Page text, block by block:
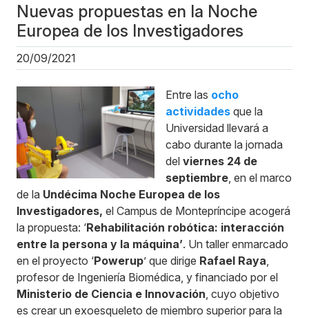
Nuevas propuestas en la Noche
Europea de los Investigadores
20/09/2021
Entre las ocho
actividades que la
Universidad llevará a
cabo durante la jornada
del viernes 24 de
septiembre , en el marco
de la Undécima Noche Europea de los
Investigadores, el Campus de Montepríncipe acogerá
la propuesta: ‘Rehabilitación robótica: interacción
entre la persona y la máquina’. Un taller enmarcado
en el proyecto ‘Powerup’ que dirige Rafael Raya
profesor de Ingeniería Biomédica, y financiado por el
Ministerio de Ciencia e Innovación , cuyo objetivo
es crear un exoesqueleto de miembro superior para la